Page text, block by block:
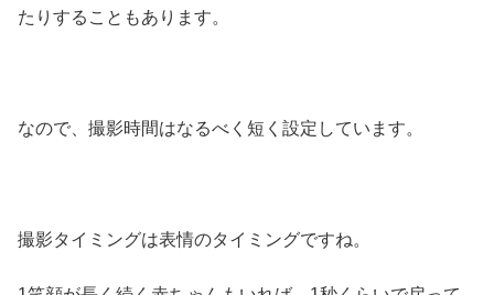
たりすることもあります。
なので、撮影時間はなるべく短く設定しています。
撮影タイミングは表情のタイミングですね。